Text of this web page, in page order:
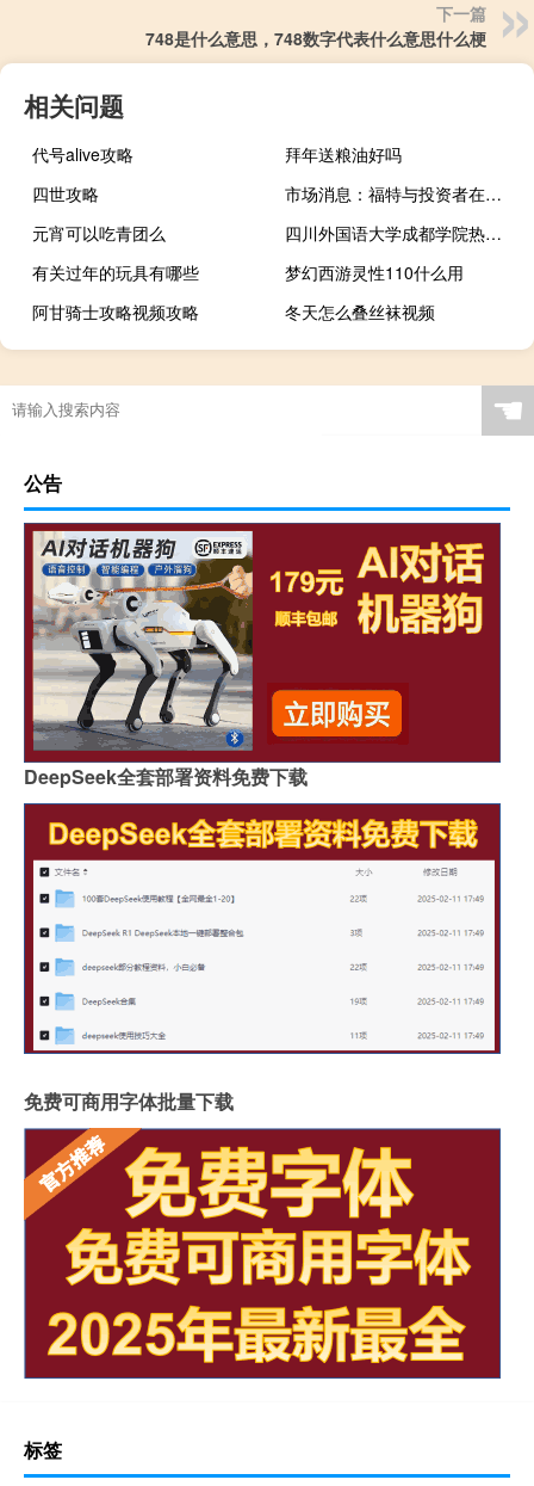
下一篇
748是什么意思，748数字代表什么意思什么梗
相关问题
代号alive攻略
拜年送粮油好吗
四世攻略
市场消息：福特与投资者在萨尔路易斯工厂的谈判失败
元宵可以吃青团么
四川外国语大学成都学院热门专业排名
有关过年的玩具有哪些
梦幻西游灵性110什么用
阿甘骑士攻略视频攻略
冬天怎么叠丝袜视频
☚
公告
DeepSeek全套部署资料免费下载
免费可商用字体批量下载
标签